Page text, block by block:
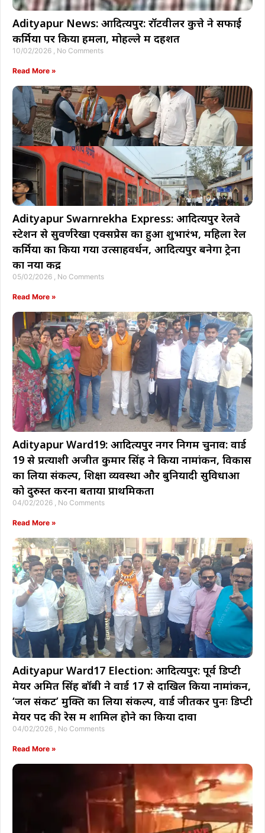
Adityapur News: आदित्यपुर: रॉटवीलर कुत्ते ने सफाई
कर्मियों पर किया हमला, मोहल्ले में दहशत
10/02/2026 No Comments
Read More »
Adityapur Swarnrekha Express: आदित्यपुर रेलवे
स्टेशन से सुवर्णरेखा एक्सप्रेस का हुआ शुभारंभ, महिला रेल
कर्मियों का किया गया उत्साहवर्धन, आदित्यपुर बनेगा ट्रेनों
का नया केंद्र
05/02/2026 No Comments
Read More »
Adityapur Ward19: आदित्यपुर नगर निगम चुनाव: वार्ड
19 से प्रत्याशी अजीत कुमार सिंह ने किया नामांकन, विकास
का लिया संकल्प, शिक्षा व्यवस्था और बुनियादी सुविधाओं
को दुरुस्त करना बताया प्राथमिकता
04/02/2026 No Comments
Read More »
Adityapur Ward17 Election: आदित्यपुर: पूर्व डिप्टी
मेयर अमित सिंह बॉबी ने वार्ड 17 से दाखिल किया नामांकन,
‘जल संकट’ मुक्ति का लिया संकल्प, वार्ड जीतकर पुनः डिप्टी
मेयर पद की रेस में शामिल होने का किया दावा
04/02/2026 No Comments
Read More »